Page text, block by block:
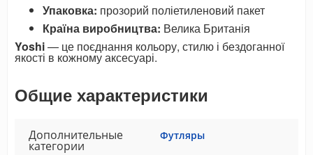
Упаковка: прозорий поліетиленовий пакет
Країна виробництва: Велика Британія
Yoshi— це поєднання кольору, стилю і бездоганної
якості в кожному аксесуарі.
Общие характеристики
Дополнительные
категории
Футляры